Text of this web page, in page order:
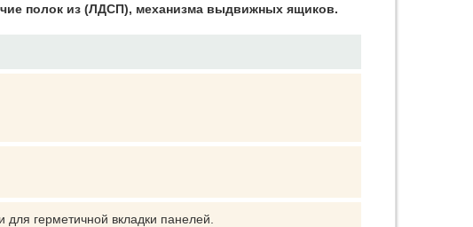
полок из (ЛДСП), механизма выдвижных ящиков.
герметичной вкладки панелей.